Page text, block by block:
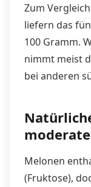
Zum
liefern das
100 Gramm.
nimmt meist
bei anderen
Melonen
(Fruktose),